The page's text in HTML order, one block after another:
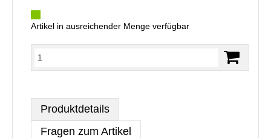
Artikel in ausreichender Menge verfügbar
Produktdetails
Fragen zum Artikel